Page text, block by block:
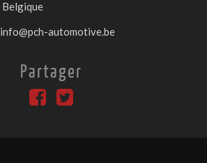
Belgique
info@pch-automotive.be
Partager